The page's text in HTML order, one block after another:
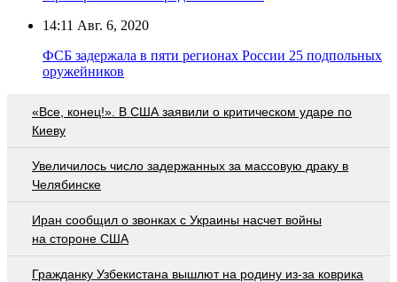
14:11 Авг. 6, 2020
ФСБ задержала в пяти регионах России 25 подпольных
оружейников
«Все, конец!». В США заявили о критическом ударе по
Киеву
Увеличилось число задержанных за массовую драку в
Челябинске
Иран сообщил о звонках с Украины насчет войны
на стороне США
Гражданку Узбекистана вышлют на родину из-за коврика